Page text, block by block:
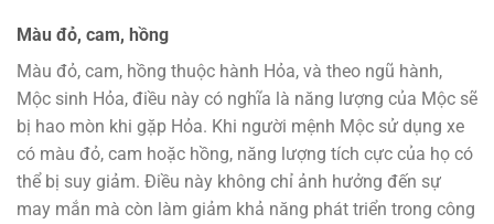
Màu đỏ, cam, hồng
Màu đỏ, cam, hồng thuộc hành Hỏa, và theo ngũ hành,
Mộc sinh Hỏa, điều này có nghĩa là năng lượng của Mộc sẽ
bị hao mòn khi gặp Hỏa. Khi người mệnh Mộc sử dụng xe
có màu đỏ, cam hoặc hồng, năng lượng tích cực của họ có
thể bị suy giảm. Điều này không chỉ ảnh hưởng đến sự
may mắn mà còn làm giảm khả năng phát triển trong công